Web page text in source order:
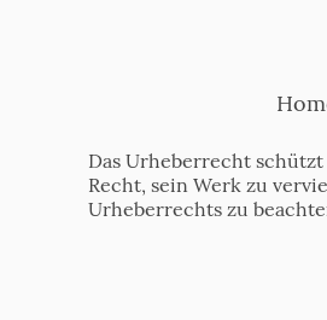
Das Urheberrecht
Recht, sein Werk zu
Urheberrechts zu